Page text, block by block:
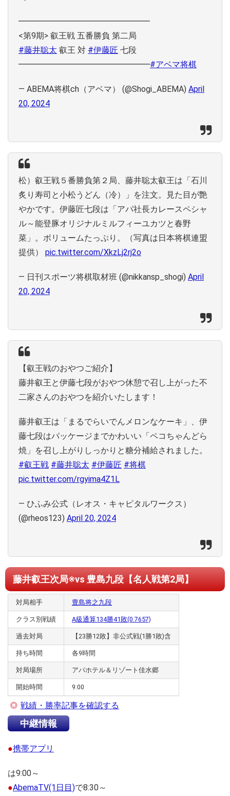
━━━━━━━━━━━━━━━━
<第9期> 叡王戦 五番勝負 第二局
#藤井聡太 叡王 対 #伊藤匠 七段
━━━━━━━━━━━━━━━━#アベマ将棋
— ABEMA将棋ch（アベマ） (@Shogi_ABEMA) April
20, 2024
松）叡王戦５番勝負第２局、藤井聡太叡王は「石川
炙り寿司と小松うどん（冷）」を注文。見た目が艶
やかです。伊藤匠七段は「アパ社長カレースペシャ
ル～能登豚オリジナルミルフィーユカツと春野
菜」。ボリュームたっぷり。（写真は日本将棋連盟
提供） pic.twitter.com/XkzLj2rj2o
— 日刊スポーツ将棋取材班 (@nikkansp_shogi) April
20, 2024
【叡王戦のおやつご紹介】
藤井叡王と伊藤七段がおやつ休憩で召し上がった不
二家さんのおやつを紹介いたします！
藤井叡王は「まるでらいでんメロンなケーキ」、伊
藤七段はパッケージまでかわいい「ペコちゃんどら
焼」を召し上がりしっかりと糖分補給されました。
#叡王戦 #藤井聡太 #伊藤匠 #将棋
pic.twitter.com/rgyima4Z1L
— ひふみ公式（レオス・キャピタルワークス）
(@rheos123) April 20, 2024
藤井叡王次局※vs 豊島九段【名人戦第2局】
対局相手 豊島将之九段
クラス別戦績 A級通算134勝41敗(0.7657)
過去対局 【23勝12敗】非公式戦(1勝1敗)含
持ち時間 各9時間
対局場所 アパホテル＆リゾート佳水郷
開始時間 9:00
戦績・勝率記事を確認する
中継情報
●携帯アプリ
は9:00～
●AbemaTV(1日目)で8:30～